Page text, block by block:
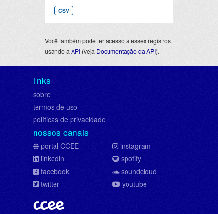
CSV
Você também pode ter acesso a esses registros
usando a API (veja Documentação da API).
links
sobre
termos de uso
políticas de privacidade
nossos canais
portal CCEE
linkedin
facebook
twitter
instagram
spotify
soundcloud
youtube